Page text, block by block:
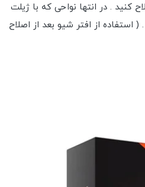
کنید . در انتها نواحی که با ژیلت
استفاده از افتر شیو بعد از اصلاح